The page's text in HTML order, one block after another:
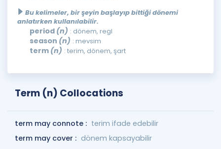
Bu kelimeler, bir şeyin başlayıp bittiği dönemi
anlatırken kullanılabilir.
period (n) : dönem, regl
season (n) : mevsim
term (n) : terim, dönem, şart
Term (n) Collocations
term may connote : terim ifade edebilir
term may cover : dönem kapsayabilir